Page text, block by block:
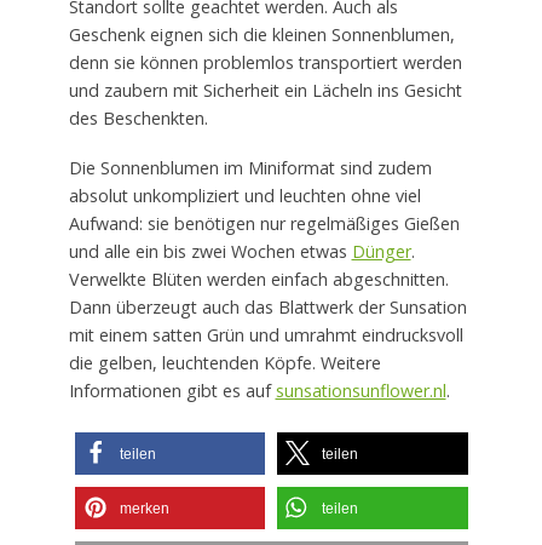
Standort sollte geachtet werden. Auch als
Geschenk eignen sich die kleinen Sonnenblumen,
denn sie können problemlos transportiert werden
und zaubern mit Sicherheit ein Lächeln ins Gesicht
des Beschenkten.
Die Sonnenblumen im Miniformat sind zudem
absolut unkompliziert und leuchten ohne viel
Aufwand: sie benötigen nur regelmäßiges Gießen
und alle ein bis zwei Wochen etwas Dünger.
Verwelkte Blüten werden einfach abgeschnitten.
Dann überzeugt auch das Blattwerk der Sunsation
mit einem satten Grün und umrahmt eindrucksvoll
die gelben, leuchtenden Köpfe. Weitere
Informationen gibt es aufsunsationsunflower.nl.
teilen teilen
merken teilen